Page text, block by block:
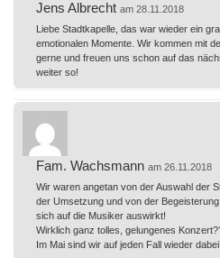
Jens Albrecht am 28.11.2018
Liebe Stadtkapelle, das war wieder ein
emotionalen Momente. Wir kommen mit
gerne und freuen uns schon auf das
weiter so!
Fam. Wachsmann am 26.11.2018
Wir waren angetan von der Auswahl der
der Umsetzung und von der
sich auf die Musiker auswirkt!
Wirklich ganz tolles, gelungenes
Im Mai sind wir auf jeden Fall wieder dabei!